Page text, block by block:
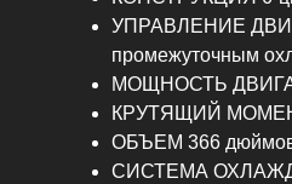
УПРАВЛЕНИЕ
промежуточным
МОЩНОСТЬ
КРУТЯЩИЙ
ОБЪЕМ 366
СИСТЕМА